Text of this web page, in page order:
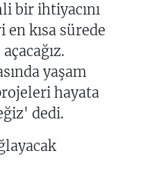
bir ihtiyacını
en kısa sürede
yaşam
hayata
dedi.